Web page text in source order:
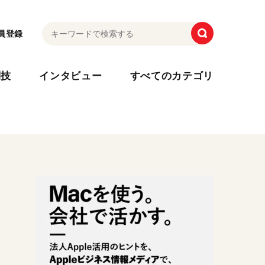
登録
インタビュー すべてのカテゴリ